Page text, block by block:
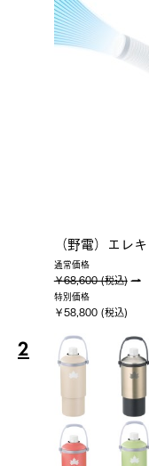
（野電）エレ
通常価格
￥68,600 (税込)
特別価格
￥58,800 (税込)
2